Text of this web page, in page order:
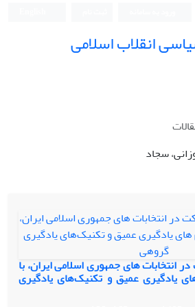
انقلاب اسلامی
سجاد
انتخابات های جمهوری اسلامی ایران، با
یادگیری عمیق و تکنیک‌های یادگیری